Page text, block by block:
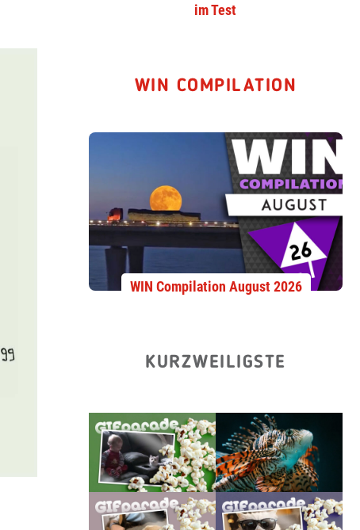
im Test
WIN COMPILATION
WIN Compilation August 2026
KURZWEILIGSTE